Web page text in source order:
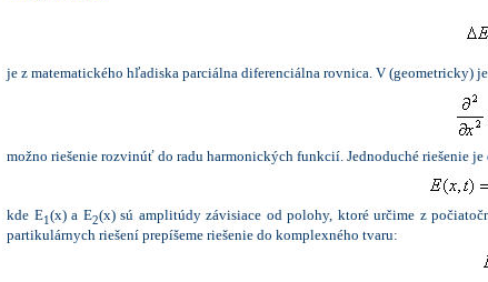
je z matematického hľadiska parciálna diferenciálna rovnica. V (geometricky)
možno riešenie rozvinúť do radu harmonických funkcií. Jednoduché riešenie
kde E1(x) a E2(x) sú amplitúdy závisiace od polohy, ktoré určime z
partikulárnych riešení prepíšeme riešenie do komplexného tvaru: